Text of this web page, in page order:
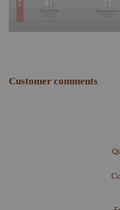
Customer comments